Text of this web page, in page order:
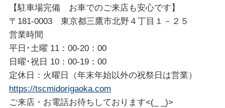
【駐車場完備 お車でのご来店も安心です】
〒181-0003 東京都三鷹市北野４丁目１－２５
営業時間
平日･土曜 11：00-20：00
日曜･祝日 10：00-19：00
定休日：火曜日（年末年始以外の祝祭日は営業）
https://tscmidorigaoka.com
ご来店・お電話お待ちしております<(_ _)>